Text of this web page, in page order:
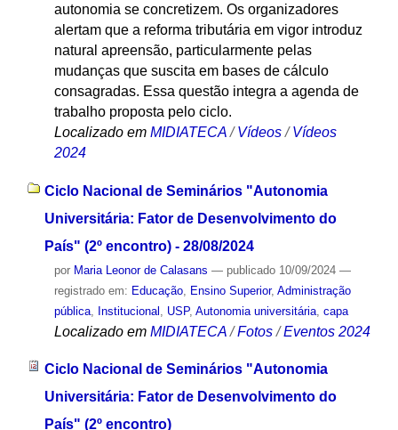
autonomia se concretizem. Os organizadores
alertam que a reforma tributária em vigor introduz
natural apreensão, particularmente pelas
mudanças que suscita em bases de cálculo
consagradas. Essa questão integra a agenda de
trabalho proposta pelo ciclo.
Localizado em MIDIATECA /Vídeos /Vídeos
2024
Ciclo Nacional de Seminários "Autonomia
Universitária: Fator de Desenvolvimento do
País" (2º encontro) - 28/08/2024
por Maria Leonor de Calasans — publicado10/09/2024 —
registrado em: Educação, Ensino Superior, Administração
pública, Institucional USP, Autonomia universitária, capa
Localizado em MIDIATECA /Fotos /Eventos 2024
Ciclo Nacional de Seminários "Autonomia
Universitária: Fator de Desenvolvimento do
País" (2º encontro)